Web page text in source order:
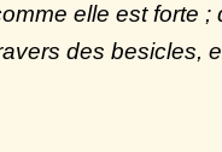
elle est forte ;
des besicles,